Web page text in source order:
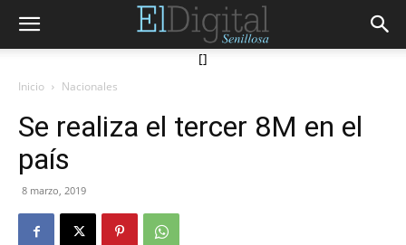
[]
Inicio Nacionales
Se realiza el tercer 8M en el
país
8 marzo, 2019